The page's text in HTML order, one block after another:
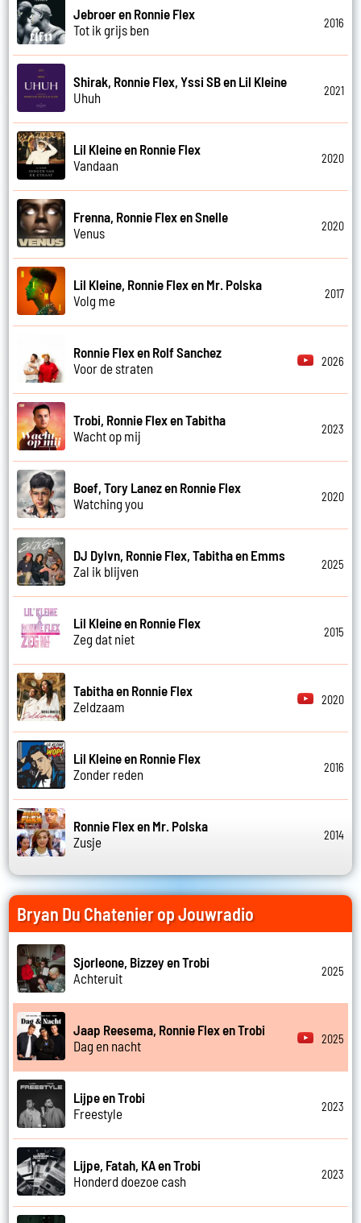
Jebroer en Ronnie Flex
Tot ik grijs ben
2016
Shirak, Ronnie Flex, Yssi SB en Lil Kleine
Uhuh
2021
Lil Kleine en Ronnie Flex
Vandaan
2020
Frenna, Ronnie Flex en Snelle
Venus
2020
Lil Kleine, Ronnie Flex en Mr. Polska
Volg me
2017
Ronnie Flex en Rolf Sanchez
Voor de straten
2026
Trobi, Ronnie Flex en Tabitha
Wacht op mij
2023
Boef, Tory Lanez en Ronnie Flex
Watching you
2020
DJ Dylvn, Ronnie Flex, Tabitha en Emms
Zal ik blijven
2025
Lil Kleine en Ronnie Flex
Zeg dat niet
2015
Tabitha en Ronnie Flex
Zeldzaam
2020
Lil Kleine en Ronnie Flex
Zonder reden
2016
Ronnie Flex en Mr. Polska
Zusje
2014
Bryan Du Chatenier op Jouwradio
Sjorleone, Bizzey en Trobi
Achteruit
2025
Jaap Reesema, Ronnie Flex en Trobi
Dag en nacht
2025
Lijpe en Trobi
Freestyle
2023
Lijpe, Fatah, KA en Trobi
Honderd doezoe cash
2023